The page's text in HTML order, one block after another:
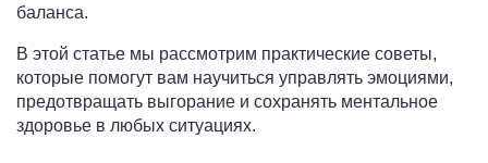
баланса.
В этой статье мы рассмотрим практические советы,
которые помогут вам научиться управлять эмоциями,
предотвращать выгорание и сохранять ментальное
здоровье в любых ситуациях.